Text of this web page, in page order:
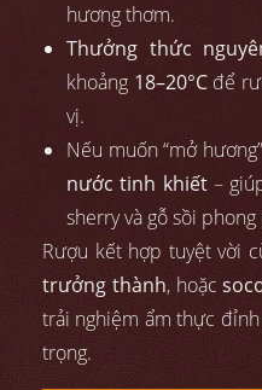
hương thơm.
Thưởng thức
khoảng 18–20°Cđể
vị.
Nếu muốn “mở
nước tinh khiết–
sherry và gỗ sồi
Rượu kết hợp tuyệt vời
trưởng thành, hoặc
trải nghiệm ẩm thực
trọng.